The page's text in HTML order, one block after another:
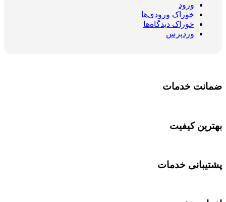
ورود
خوراک ورودی‌ها
خوراک دیدگاه‌ها
وردپرس
ضمانت خدمات
بهترین کیفیت
پشتیبانی خدمات